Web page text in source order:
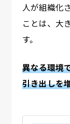
人が組織化
ことは、大
す。
異なる環境
引き出しを